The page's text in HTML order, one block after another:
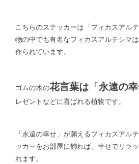
こちらのステッカーは「フィカスアル
物の中でも有名なフィカスアルテシマ
作られています。
ゴムの木の花言葉は「永遠の幸
レゼントなどに喜ばれる植物です。
「永遠の幸せ」が願えるフィカスアル
ッカーをお部屋に飾れば、幸せでリラ
れます。